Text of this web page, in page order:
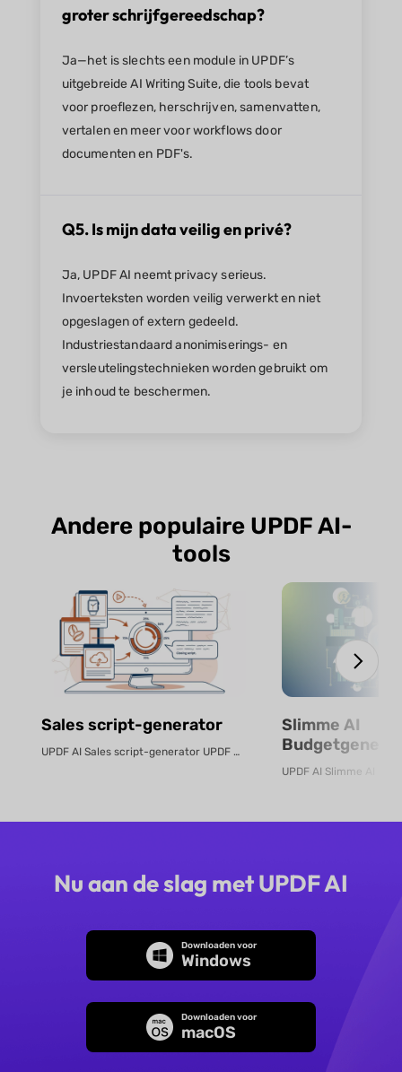
groter schrijfgereedschap?
Ja—het is slechts een module in UPDF’s
uitgebreide AI Writing Suite, die tools bevat
voor proeflezen, herschrijven, samenvatten,
vertalen en meer voor workflows door
documenten en PDF's.
Q5. Is mijn data veilig en privé?
Ja, UPDF AI neemt privacy serieus.
Invoerteksten worden veilig verwerkt en niet
opgeslagen of extern gedeeld.
Industriestandaard anonimiserings- en
versleutelingstechnieken worden gebruikt om
je inhoud te beschermen.
Andere populaire UPDF AI-
tools
Sales script-generator
UPDF AI Sales script-generator UPDF AI zet product-PDF's of beschrijvingen...
Slimme AI
Gratis Online
Nu aan de slag met UPDF AI
Downloaden voor
Windows
Downloaden voor
macOS